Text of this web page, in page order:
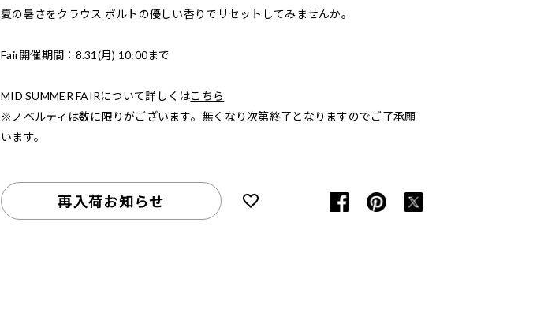
夏の暑さをクラウス ポルトの優しい香りでリセットしてみませんか。
Fair開催期間：8.31(月) 10:00まで
MID SUMMER FAIRについて詳しくはこちら
※ノベルティは数に限りがございます。無くなり次第終了となりますのでご了承願
います。
再入荷お知らせ